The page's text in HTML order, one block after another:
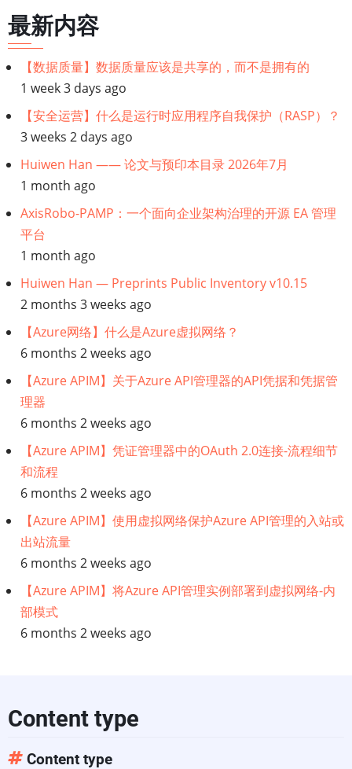
最新内容
【数据质量】数据质量应该是共享的，而不是拥有的
1 week 3 days ago
【安全运营】什么是运行时应用程序自我保护（RASP）？
3 weeks 2 days ago
Huiwen Han —— 论文与预印本目录 2026年7月
1 month ago
AxisRobo-PAMP：一个面向企业架构治理的开源 EA 管理
平台
1 month ago
Huiwen Han — Preprints Public Inventory v10.15
2 months 3 weeks ago
【Azure网络】什么是Azure虚拟网络？
6 months 2 weeks ago
【Azure APIM】关于Azure API管理器的API凭据和凭据管
理器
6 months 2 weeks ago
【Azure APIM】凭证管理器中的OAuth 2.0连接-流程细节
和流程
6 months 2 weeks ago
【Azure APIM】使用虚拟网络保护Azure API管理的入站或
出站流量
6 months 2 weeks ago
【Azure APIM】将Azure API管理实例部署到虚拟网络-内
部模式
6 months 2 weeks ago
Content type
Content type